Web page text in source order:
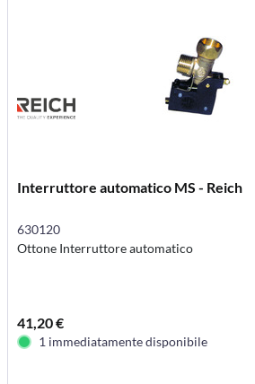
Interruttore automatico MS - Reich
630120
Ottone Interruttore automatico
41,20 €
1 immediatamente disponibile